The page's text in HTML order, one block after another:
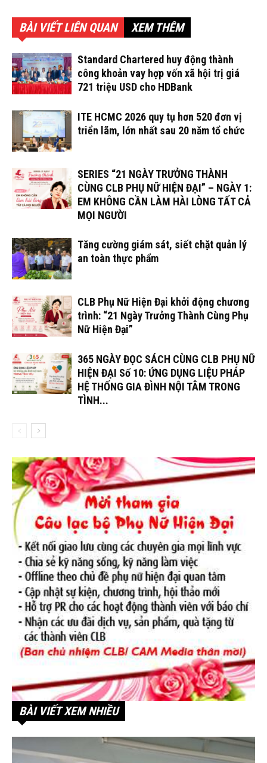
BÀI VIẾT LIÊN QUAN XEM THÊM
Standard Chartered huy động thành
công khoản vay hợp vốn xã hội trị giá
721 triệu USD cho HDBank
ITE HCMC 2026 quy tụ hơn 520 đơn vị
triển lãm, lớn nhất sau 20 năm tổ chức
SERIES “21 NGÀY TRƯỞNG THÀNH
CÙNG CLB PHỤ NỮ HIỆN ĐẠI” – NGÀY 1:
EM KHÔNG CẦN LÀM HÀI LÒNG TẤT CẢ
MỌI NGƯỜI
Tăng cường giám sát, siết chặt quản lý
an toàn thực phẩm
CLB Phụ Nữ Hiện Đại khởi động chương
trình: “21 Ngày Trưởng Thành Cùng Phụ
Nữ Hiện Đại”
365 NGÀY ĐỌC SÁCH CÙNG CLB PHỤ NỮ
HIỆN ĐẠI Số 10: ỨNG DỤNG LIỆU PHÁP
HỆ THỐNG GIA ĐÌNH NỘI TÂM TRONG
TÌNH...
BÀI VIẾT XEM NHIỀU